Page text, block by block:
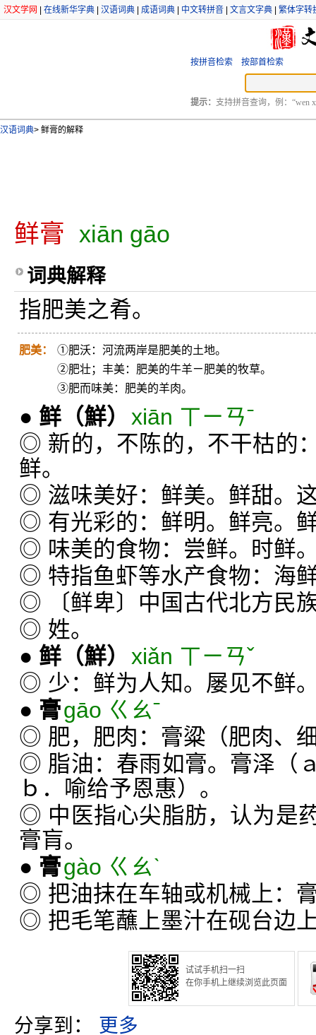
汉文学网 在线新华字典 汉语词典 成语词典 中文转拼音 文言文字典 繁体字转
按拼音检索 按部首检索
提示： 支持拼音查询，例：“wen
汉语词典> 鲜膏的解释
鲜膏 xiān gāo
词典解释
指肥美之肴。
肥美：
①肥沃：河流两岸是肥美的土地。
②肥壮；丰美：肥美的牛羊ㄧ肥美的牧草。
③肥而味美：肥美的羊肉。
● 鲜 （鮮） xiān ㄒㄧㄢˉ
◎ 新的，不陈的，不干枯的
鲜。
◎ 滋味美好：鲜美。鲜甜。
◎ 有光彩的：鲜明。鲜亮。
◎ 味美的食物：尝鲜。时鲜
◎ 特指鱼虾等水产食物：海
◎ 〔鲜卑〕中国古代北方民
◎ 姓。
● 鲜 （鮮） xiǎn ㄒㄧㄢˇ
◎ 少：鲜为人知。屡见不鲜
● 膏gāo ㄍㄠˉ
◎ 肥，肥肉：膏粱（肥肉、
◎ 脂油：春雨如膏。膏泽（
ｂ．喻给予恩惠）。
◎ 中医指心尖脂肪，认为是
膏肓。
● 膏gào ㄍㄠˋ
◎ 把油抹在车轴或机械上：
◎ 把毛笔蘸上墨汁在砚台边
试试手机扫一扫
在你手机上继续浏览此页面
分享到： 更多